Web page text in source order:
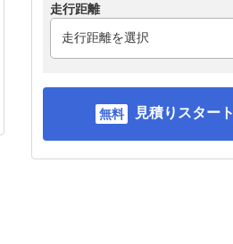
走行距離
見積りスタート